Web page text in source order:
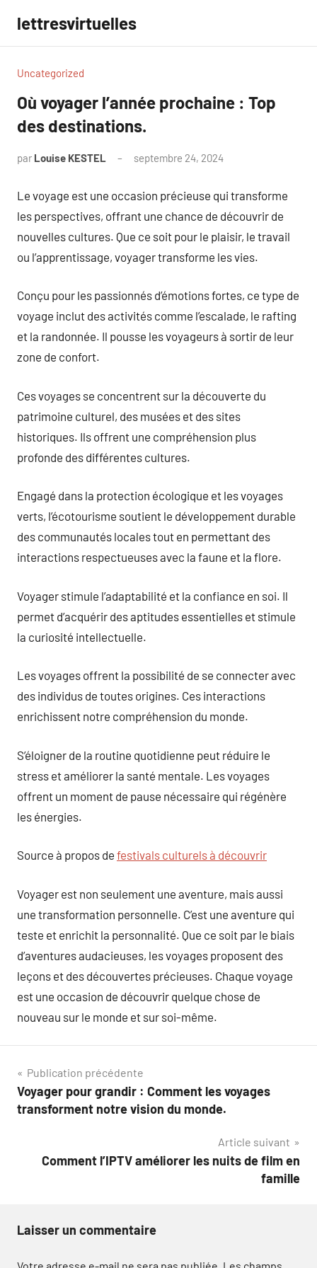
contenu
lettresvirtuelles
Uncategorized
Où voyager l’année prochaine : Top
des destinations.
par Louise KESTEL septembre 24, 2024
Le voyage est une occasion précieuse qui transforme
les perspectives, offrant une chance de découvrir de
nouvelles cultures. Que ce soit pour le plaisir, le travail
ou l’apprentissage, voyager transforme les vies.
Conçu pour les passionnés d’émotions fortes, ce type de
voyage inclut des activités comme l’escalade, le rafting
et la randonnée. Il pousse les voyageurs à sortir de leur
zone de confort.
Ces voyages se concentrent sur la découverte du
patrimoine culturel, des musées et des sites
historiques. Ils offrent une compréhension plus
profonde des différentes cultures.
Engagé dans la protection écologique et les voyages
verts, l’écotourisme soutient le développement durable
des communautés locales tout en permettant des
interactions respectueuses avec la faune et la flore.
Voyager stimule l’adaptabilité et la confiance en soi. Il
permet d’acquérir des aptitudes essentielles et stimule
la curiosité intellectuelle.
Les voyages offrent la possibilité de se connecter avec
des individus de toutes origines. Ces interactions
enrichissent notre compréhension du monde.
S’éloigner de la routine quotidienne peut réduire le
stress et améliorer la santé mentale. Les voyages
offrent un moment de pause nécessaire qui régénère
les énergies.
Source à propos de festivals culturels à découvrir
Voyager est non seulement une aventure, mais aussi
une transformation personnelle. C’est une aventure qui
teste et enrichit la personnalité. Que ce soit par le biais
d’aventures audacieuses, les voyages proposent des
leçons et des découvertes précieuses. Chaque voyage
est une occasion de découvrir quelque chose de
nouveau sur le monde et sur soi-même.
Navigation
de
Publication précédente
Voyager pour grandir : Comment les voyages
transforment notre vision du monde.
Article suivant
Comment l’IPTV améliorer les nuits de film en
famille
Laisser un commentaire